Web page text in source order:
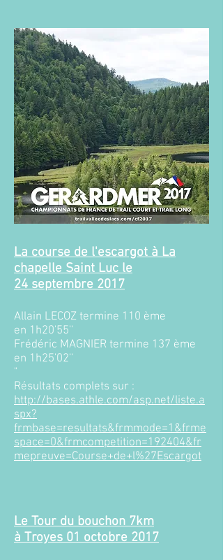
La course de l'escargot à La
chapelle Saint Luc le
24 septembre 2017​
Allain LECOZ termine 110 ème
en 1h20'55''
Frédéric MAGNIER termine 137 ème
en 1h25'02''
"
Résultats complets sur :
http://bases.athle.com/asp.net/liste.a
spx?
frmbase=resultats&frmmode=1&frme
space=0&frmcompetition=192404&fr
mepreuve=Course+de+l%27Escargot
Le Tour du bouchon 7km
à Troyes 01octobre 2017​